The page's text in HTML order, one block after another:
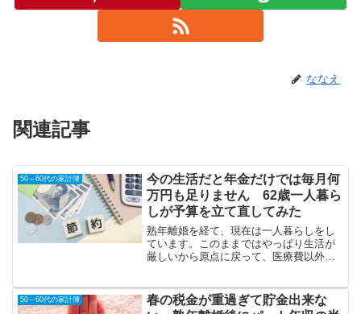
ななえ
関連記事
50～60代の家計簿
今の生活だと年金だけでは毎月何
万円も足りません 62歳一人暮ら
しが予算を立て直してみた
熟年離婚を経て、現在は一人暮らしをし
ています。このままではやっぱり生活が
厳しいから原点に戻って、医療費以外の
は（息子と2人の時）は達成できてたの
に、どうして今は出来な...
50～60代の家計簿
春の税金が重過ぎて貯金出来な